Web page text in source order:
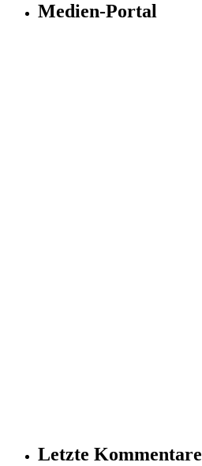
Medien-Portal
Letzte Kommentare